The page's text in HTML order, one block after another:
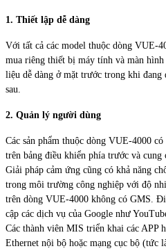
1. Thiết lập dễ dàng
Với tất cả các model thuộc dòng VUE-
mua riêng thiết bị máy tính và màn
liệu dễ dàng ở mặt trước trong khi
sau.
2. Quản lý người dùng
Các sản phẩm thuộc dòng VUE-4000
trên bảng điều khiển phía trước và cung
Giải pháp cảm ứng cũng có khả năng
trong môi trường công nghiệp với độ
trên dòng VUE-4000 không có GMS.
cập các dịch vụ của Google như
Các thành viên MIS triển khai các APP
Ethernet nội bộ hoặc mạng cục bộ (tức